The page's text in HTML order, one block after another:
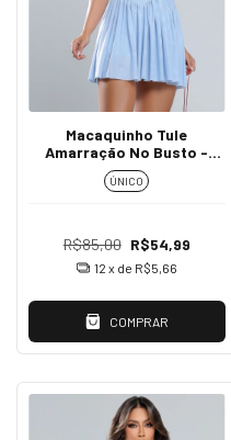
Macaquinho Tule
Amarração No Busto -
Ludmila
ÚNICO
R$85,00 R$54,99
12 x de R$5,66
COMPRAR